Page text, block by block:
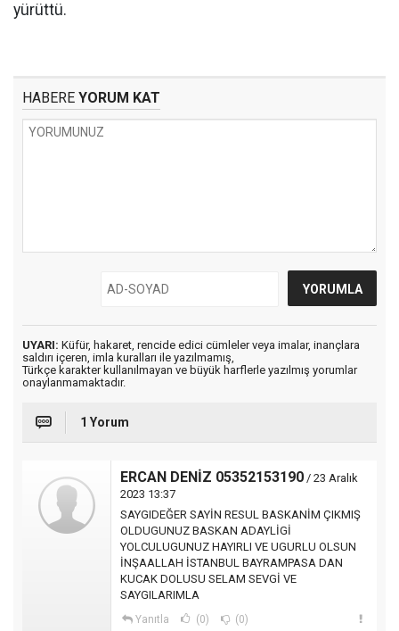
yürüttü.
HABERE YORUM KAT
UYARI: Küfür, hakaret, rencide edici cümleler veya imalar, inançlara
saldırı içeren, imla kuralları ile yazılmamış,
Türkçe karakter kullanılmayan ve büyük harflerle yazılmış yorumlar
onaylanmamaktadır.
1 Yorum
ERCAN DENİZ 05352153190 / 23 Aralık
2023 13:37
SAYGIDEĞER SAYİN RESUL BASKANİM ÇIKMIŞ
OLDUGUNUZ BASKAN ADAYLİGİ
YOLCULUGUNUZ HAYIRLI VE UGURLU OLSUN
İNŞAALLAH İSTANBUL BAYRAMPASA DAN
KUCAK DOLUSU SELAM SEVGİ VE
SAYGILARIMLA
Yanıtla (0) (0)